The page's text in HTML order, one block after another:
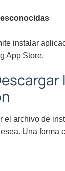
instalar
App Store.
el archivo de
Una forma